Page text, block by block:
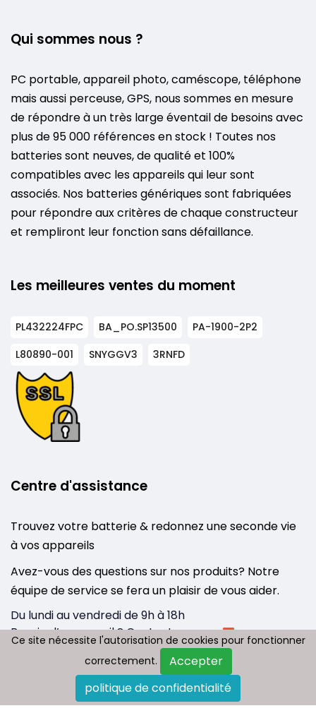
Qui sommes nous ?
PC portable, appareil photo, caméscope, téléphone
mais aussi perceuse, GPS, nous sommes en mesure
de répondre à un très large éventail de besoins avec
plus de 95 000 références en stock ! Toutes nos
batteries sont neuves, de qualité et 100%
compatibles avec les appareils qui leur sont
associés. Nos batteries génériques sont fabriquées
pour répondre aux critères de chaque constructeur
et rempliront leur fonction sans défaillance.
Les meilleures ventes du moment
PL432224FPC BA_PO.SP13500
PA-1900-2P2
L80890-001
SNYGGV3 3RNFD
Centre d'assistance
Trouvez votre batterie & redonnez une seconde vie
à vos appareils
Avez-vous des questions sur nos produits? Notre
équipe de service se fera un plaisir de vous aider.
Du lundi au vendredi de 9h à 18h
Besoin d’un conseil ? Contactez-nous :
info@tousbatterie.com
Substack
Ce site nécessite l'autorisation de cookies pour fonctionner
correctement.
Accepter
politique de confidentialité
Ce site nécessite l'autorisation de cookies pour fonctionner
correctement.
Accepter
politique de confidentialité